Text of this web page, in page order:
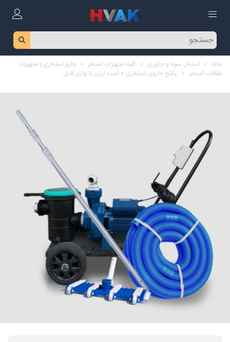
خانه > استخر، سونا و جکوزی > کلیه تجهیزات استخر > جارو استخری | تجهیزات
نظافت استخر > پکیج جاروی استخری 2 اسب ارزان با لوازم کامل